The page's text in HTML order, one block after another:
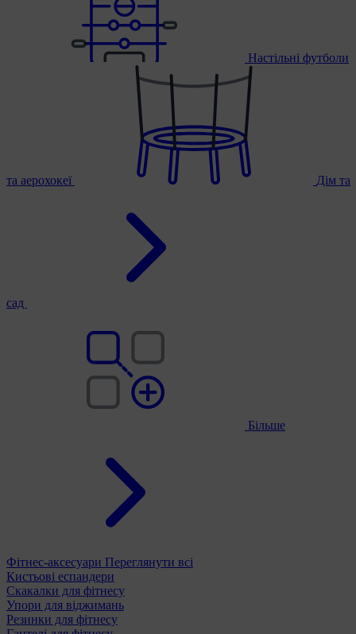
Настільні футболи
та аерохокеї Дім та
сад
Більше
Фітнес-аксесуари Переглянути всі
Кистьові еспандери
Скакалки для фітнесу
Упори для віджимань
Резинки для фітнесу